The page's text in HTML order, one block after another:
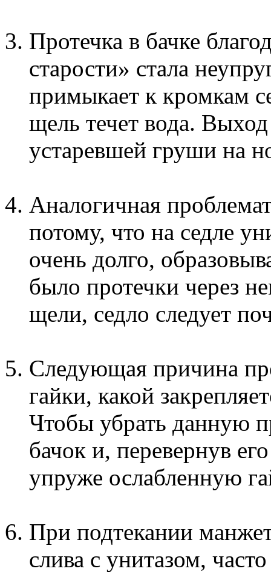
Протечка в бачке
старости» стала
примыкает к кромкам
щель течет вода.
устаревшей груши на
Аналогичная
потому, что на седле
очень долго,
было протечки через
щели, седло следует
Следующая причина
гайки, какой
Чтобы убрать данную
бачок и, перевернув
упруже ослабленную
При подтекании
слива с унитазом,